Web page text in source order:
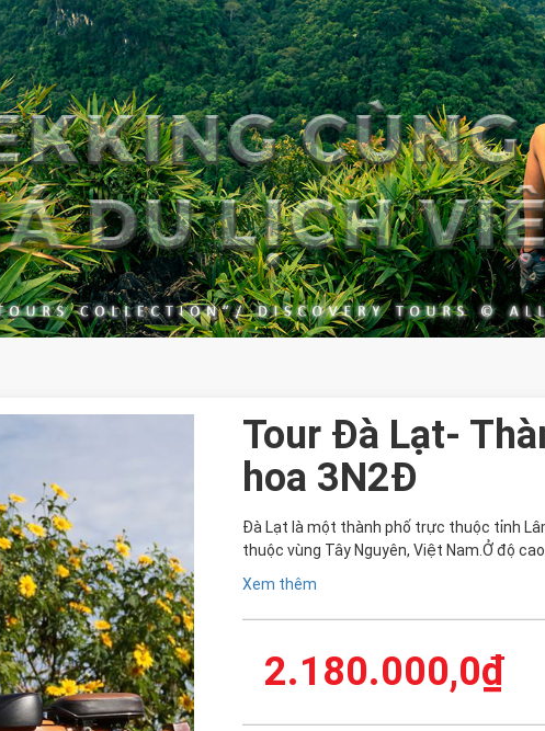
Tour Đà Lạt-
hoa 3N2Đ
Đà Lạt là một thành phố trực thuộc tỉnh
thuộc vùng Tây Nguyên, Việt Nam.Ở độ
Xem thêm
2.180.000,0₫